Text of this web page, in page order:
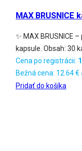
MAX BRUSNICE
✨ MAX BRUSNICE
kapsule. Obsah: 30
Cena po registrácii:
Bežná cena: 12.64€
Pridať do košíka